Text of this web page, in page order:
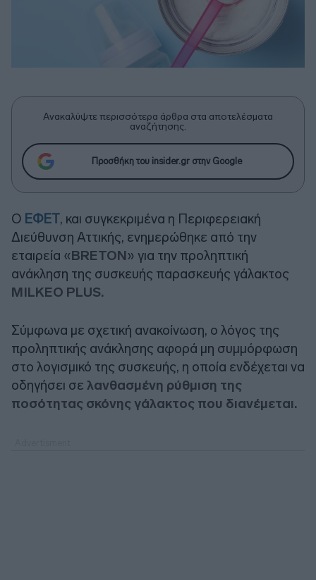
Ανακαλύψτε περισσότερα άρθρα στα αποτελέσματα
αναζήτησης.
Προσθήκη του insider.gr στην Google
Ο ΕΦΕΤ, και συγκεκριμένα η Περιφερειακή
Διεύθυνση Αττικής, ενημερώθηκε από την
εταιρεία «BRETON» για την προληπτική
ανάκληση της συσκευής παρασκευής γάλακτος
MILKEO PLUS.
Σύμφωνα με σχετική ανακοίνωση, ο λόγος της
προληπτικής ανάκλησης αφορά μη συμμόρφωση
στο λογισμικό της συσκευής, η οποία ενδέχεται να
οδηγήσει σε λανθασμένη ρύθμιση της
ποσότητας σκόνης γάλακτος που διανέμεται.